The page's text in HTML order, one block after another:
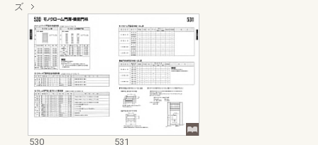
ズ
530
531